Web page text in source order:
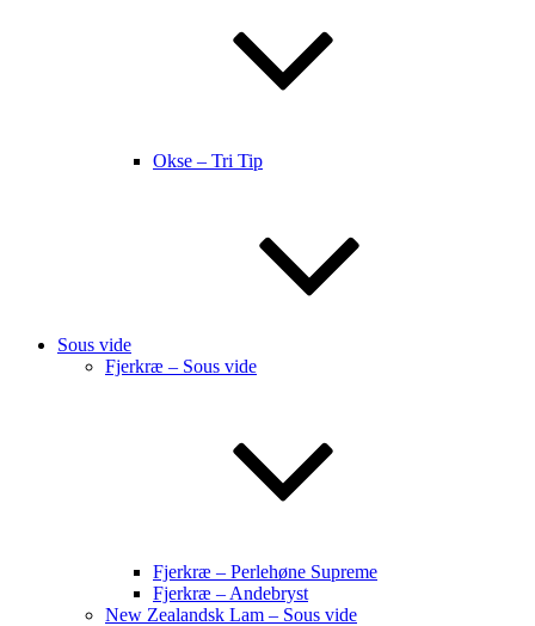
Okse – Tri Tip
Sous vide
Fjerkræ – Sous vide
Fjerkræ – Perlehøne Supreme
Fjerkræ – Andebryst
New Zealandsk Lam – Sous vide